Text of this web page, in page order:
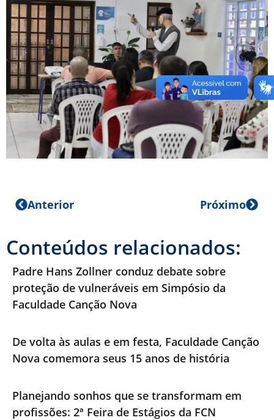
Anterior Próximo
Conteúdos relacionados:
Padre Hans Zollner conduz debate sobre
proteção de vulneráveis em Simpósio da
Faculdade Canção Nova
De volta às aulas e em festa, Faculdade Canção
Nova comemora seus 15 anos de história
Planejando sonhos que se transformam em
profissões: 2ª Feira de Estágios da FCN